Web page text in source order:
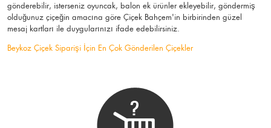
gönderebilir, isterseniz oyuncak, balon ek ürünler ekleyebilir, göndermiş
olduğunuz çiçeğin amacına göre Çiçek Bahçem'in birbirinden güzel
mesaj kartları ile duygularınızı ifade edebilirsiniz.
Beykoz Çiçek Siparişi İçin En Çok Gönderilen Çiçekler